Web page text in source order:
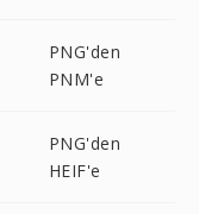
PNG'den
PNM'e
PNG'den
HEIF'e